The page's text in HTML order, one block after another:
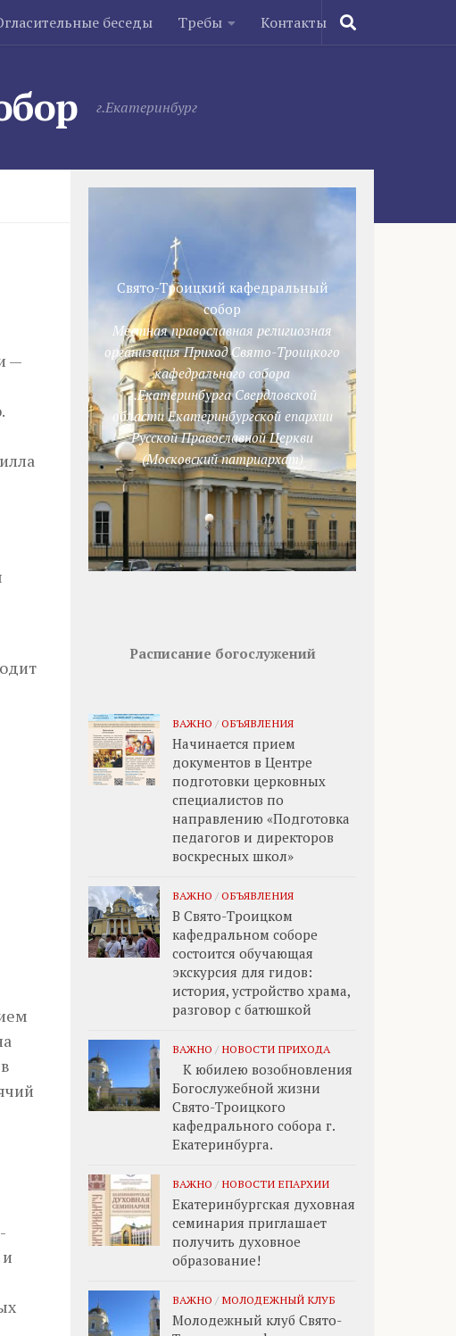
беседы Требы Контакты
г.Екатеринбург
—
Свято-Троицкий кафедральный
собор
Местная православная религиозная
организация Приход Свято-Троицкого
кафедрального собора
г.Екатеринбурга Свердловской
области Екатеринбургской епархии
Русской Православной Церкви
(Московский патриархат)
Расписание богослужений
ВАЖНО / ОБЪЯВЛЕНИЯ
Начинается прием
документов в Центре
подготовки церковных
специалистов по
направлению «Подготовка
педагогов и директоров
воскресных школ»
ВАЖНО / ОБЪЯВЛЕНИЯ
В Свято-Троицком
кафедральном соборе
состоится обучающая
экскурсия для гидов:
история, устройство храма,
разговор с батюшкой
ВАЖНО / НОВОСТИ ПРИХОДА
К юбилею возобновления
Богослужебной жизни
Свято-Троицкого
кафедрального собора г.
Екатеринбурга.
ВАЖНО / НОВОСТИ ЕПАРХИИ
Екатеринбургская духовная
семинария приглашает
получить духовное
образование!
ВАЖНО / МОЛОДЕЖНЫЙ КЛУБ
Молодежный клуб Свято-